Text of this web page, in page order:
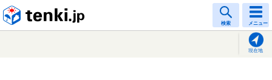
検索 メニュー
現在地